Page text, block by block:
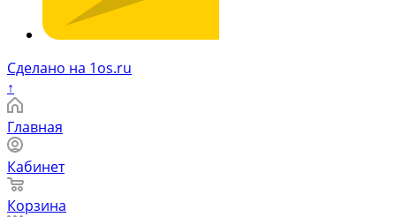
Сделано на 1os.ru
↑
Главная
Кабинет
Корзина